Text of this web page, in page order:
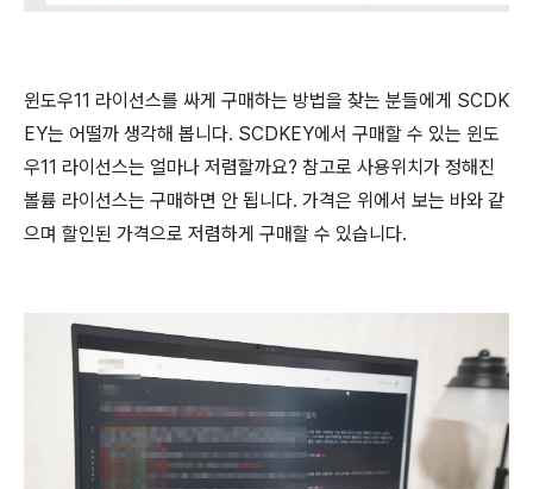
윈도우11 라이선스를 싸게 구매하는 방법을 찾는 분들에게 SCDK
EY는 어떨까 생각해 봅니다. SCDKEY에서 구매할 수 있는 윈도
우11 라이선스는 얼마나 저렴할까요? 참고로 사용위치가 정해진
볼륨 라이선스는 구매하면 안 됩니다. 가격은 위에서 보는 바와 같
으며 할인된 가격으로 저렴하게 구매할 수 있습니다.